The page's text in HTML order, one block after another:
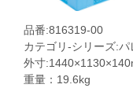
品番:816319-00
カテゴリ-シリーズ:
外寸
重量：19.6kg